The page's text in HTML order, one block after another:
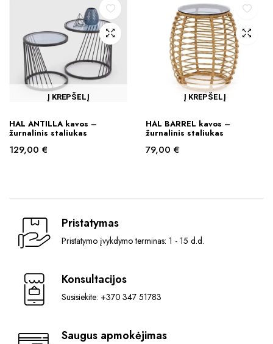
Į KREPŠELĮ
HAL ANTILLA kavos –
žurnalinis staliukas
129,00 €
Į KREPŠELĮ
HAL BARREL kavos –
žurnalinis staliukas
79,00 €
Pristatymas
Pristatymo įvykdymo terminas: 1 - 15 d.d.
Konsultacijos
Susisiekite: +370 347 51783
Saugus apmokėjimas